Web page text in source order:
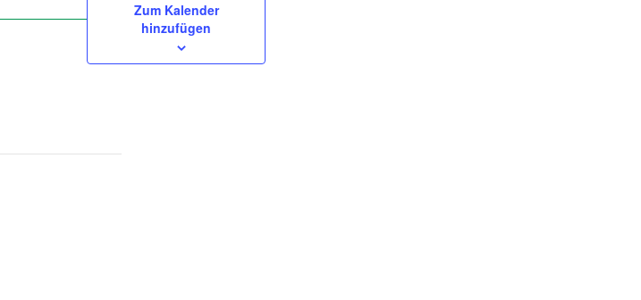
Zum Kalender
hinzufügen